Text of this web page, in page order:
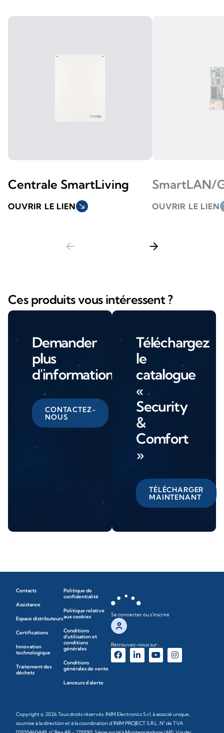
Centrale SmartLiving
OUVRIR LE LIEN south_east
SmartLAN/
OUVRIR LE LIEN
arrow_back arrow_forward
Ces produits vous intéressent ?
Demander
plus
d'informations
CONTACTEZ-
NOUS
Téléchargez
le
catalogue
«
Security
&
Comfort
»
TÉLÉCHARGER
MAINTENANT
Contacts
Assistance
Espace distributeurs
Certifications
Innovation
technologique
Traitement des
déchets
Politique de
confidentialité
Politique relative
aux cookies
Conditions
d'utilisation et
conditions
générales
Conditions
générales de vente
Lanceurs d'alerte
Se connecter ou s'inscrire
Retrouvez-nous sur :
Copyright © 2026 Tous droits réservés. INIM Electronics S.r.l. à associé unique,
soumise à la direction et à la coordination d’INIM PROJECT S.R.L. N° de TVA